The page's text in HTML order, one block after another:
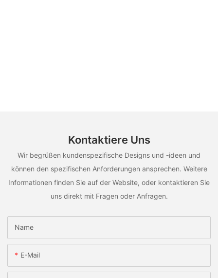
Kontaktiere Uns
Wir begrüßen kundenspezifische Designs und -ideen und
können den spezifischen Anforderungen ansprechen. Weitere
Informationen finden Sie auf der Website, oder kontaktieren Sie
uns direkt mit Fragen oder Anfragen.
Name
E-Mail